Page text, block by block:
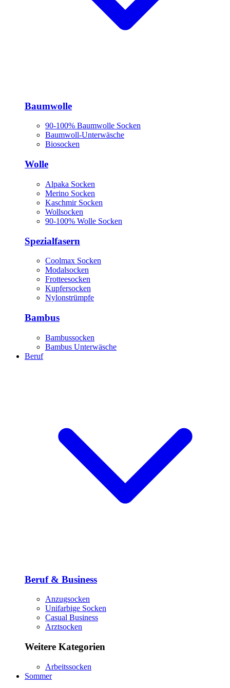
Baumwolle
90-100% Baumwolle Socken
Baumwoll-Unterwäsche
Biosocken
Wolle
Alpaka Socken
Merino Socken
Kaschmir Socken
Wollsocken
90-100% Wolle Socken
Spezialfasern
Coolmax Socken
Modalsocken
Frotteesocken
Kupfersocken
Nylonstrümpfe
Bambus
Bambussocken
Bambus Unterwäsche
Beruf
Beruf & Business
Anzugsocken
Unifarbige Socken
Casual Business
Arztsocken
Weitere Kategorien
Arbeitssocken
Sommer